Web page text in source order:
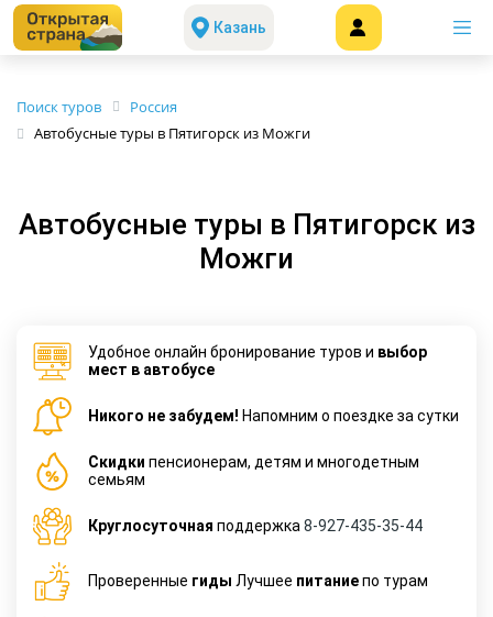
Казань
Поиск туров
Россия
Автобусные туры в Пятигорск из Можги
Автобусные туры в Пятигорск из
Можги
Удобное онлайн бронирование туров и выбор
мест в автобусе
Никого не забудем! Напомним о поездке за сутки
Cкидки пенсионерам, детям и многодетным
семьям
Круглосуточная поддержка 8-927-435-35-44
Проверенные гиды Лучшее питаниепо турам